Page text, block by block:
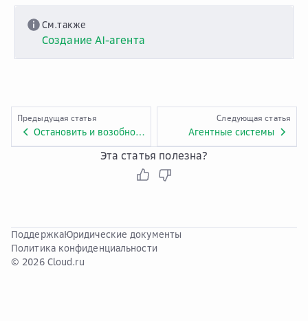
См.также
Создание AI-агента
Предыдущая статья
Остановить и возобновить работу AI-агента
Следующая статья
Агентные системы
Эта статья полезна?
ПоддержкаЮридические документы
Политика конфиденциальности
© 2026 Cloud.ru